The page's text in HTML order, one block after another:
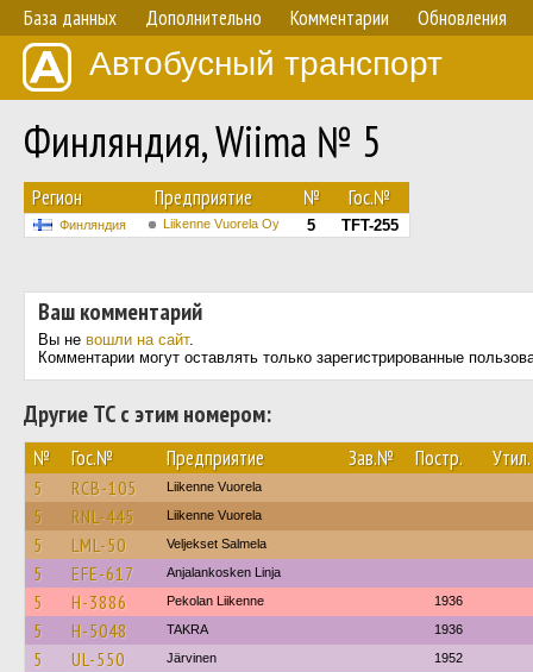
База данных Дополнительно Комментарии Обновления
Автобусный транспорт
Финляндия, Wiima № 5
Регион Предприятие № Гос.№
Финляндия Liikenne Vuorela Oy 5 TFT-255
Ваш комментарий
Вы не вошли на сайт.
Комментарии могут оставлять только зарегистрированные
Другие ТС с этим номером:
№ Гос.№ Предприятие Зав.№ Постр. Утил.
5 RCB-105 Liikenne Vuorela
5 RNL-445 Liikenne Vuorela
5 LML-50 Veljekset Salmela
5 EFE-617 Anjalankosken Linja
5 H-3886 Pekolan Liikenne 1936
5 H-5048 TAKRA 1936
5 UL-550 Järvinen 1952